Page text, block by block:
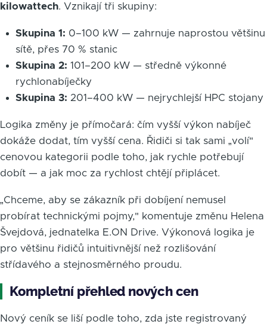
kilowattech. Vznikají tři skupiny:
Skupina 1: 0–100 kW — zahrnuje naprostou většinu
sítě, přes 70 % stanic
Skupina 2: 101–200 kW — středně výkonné
rychlonabíječky
Skupina 3: 201–400 kW — nejrychlejší HPC stojany
Logika změny je přímočará: čím vyšší výkon nabíječ
dokáže dodat, tím vyšší cena. Řidiči si tak sami „volí"
cenovou kategorii podle toho, jak rychle potřebují
dobít — a jak moc za rychlost chtějí připlácet.
„Chceme, aby se zákazník při dobíjení nemusel
probírat technickými pojmy," komentuje změnu Helena
Švejdová, jednatelka E.ON Drive. Výkonová logika je
pro většinu řidičů intuitivnější než rozlišování
střídavého a stejnosměrného proudu.
Kompletní přehled nových cen
Nový ceník se liší podle toho, zda jste registrovaný